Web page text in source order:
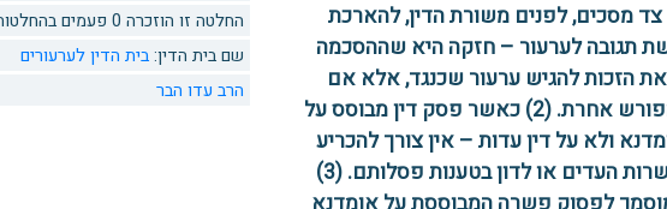
צד מסכים, לפנים משורת הדין, להארכת
תגובה לערעור – חזקה היא שההסכמה
הזכות להגיש ערעור שכנגד, אלא אם
הוסכם במפורש אחרת. (2) כאשר פסק דין מבוסס על
ולא על דין עדות – אין צורך להכריע
בשאלת כשרות העדים או לדון בטענות פסלותם. (3)
החלטה זו הוזכרה 0 פעמים בהחלטות אחרות.
שם בית הדין:בית הדין לערעורים
הרב עדו הבר